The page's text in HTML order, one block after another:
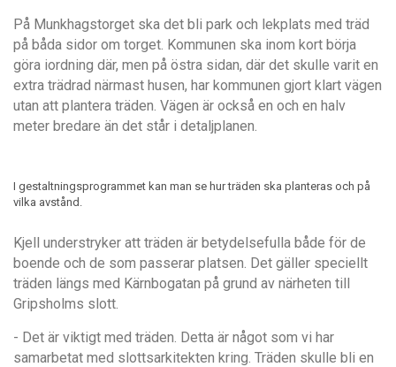
På Munkhagstorget ska det bli park och lekplats med träd
på båda sidor om torget. Kommunen ska inom kort börja
göra iordning där, men på östra sidan, där det skulle varit en
extra trädrad närmast husen, har kommunen gjort klart vägen
utan att plantera träden. Vägen är också en och en halv
meter bredare än det står i detaljplanen.
I gestaltningsprogrammet kan man se hur träden ska planteras och på
vilka avstånd.
Kjell understryker att träden är betydelsefulla både för de
boende och de som passerar platsen. Det gäller speciellt
träden längs med Kärnbogatan på grund av närheten till
Gripsholms slott.
- Det är viktigt med träden. Detta är något som vi har
samarbetat med slottsarkitekten kring. Träden skulle bli en